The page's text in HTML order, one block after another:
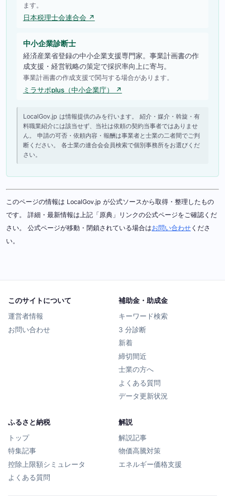
ます。
日本税理士会連合会 ↗
中小企業診断士
経済産業省登録の中小企業支援専門家。事業計画書の作
成支援・経営戦略の策定で採択率向上に寄与。
事業計画書の作成支援で関与する場合があります。
ミラサポplus（中小企業庁） ↗
LocalGov.jp は情報提供のみを行います。 紹介・媒介・斡旋・有
料職業紹介には該当せず、当社は依頼の契約当事者ではありませ
ん。 申請の可否・依頼内容・報酬は事業者と士業の二者間でご判
断ください。 各士業の連合会会員検索で個別事務所をお選びくだ
さい。
このページの情報は LocalGov.jp が公式ソースから取得・整理したもの
です。 詳細・最新情報は上記「原典」リンクの公式ページをご確認くだ
さい。 公式ページが移動・閉鎖されている場合はお問い合わせ くださ
い。
このサイトについて
運営者情報
お問い合わせ
補助金・助成金
キーワード検索
3 分診断
新着
締切間近
士業の方へ
よくある質問
データ更新状況
ふるさと納税
トップ
特集記事
控除上限額シミュレータ
よくある質問
解説
解説記事
物価高騰対策
エネルギー価格支援